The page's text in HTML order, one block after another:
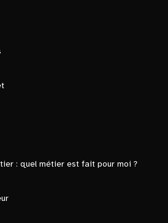
: quel métier est fait pour moi ?